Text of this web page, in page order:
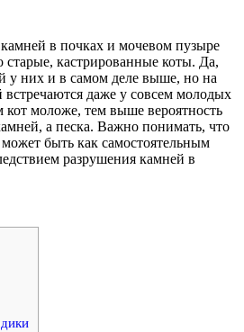
в почках и мочевом пузыре
старые, кастрированные коты. Да,
у них и в самом деле выше, но на
даже у совсем молодых
моложе, тем выше вероятность
а песка. Важно понимать, что
быть как самостоятельным
разрушения камней в